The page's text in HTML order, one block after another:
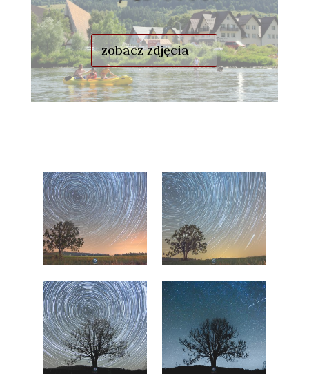
zobacz zdjęcia